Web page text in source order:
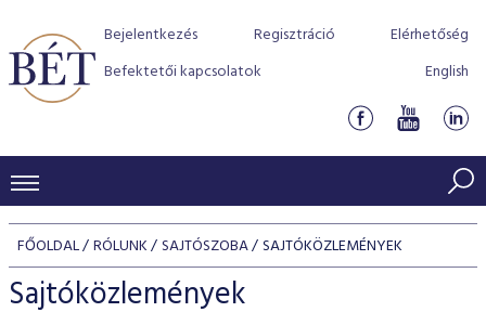
Bejelentkezés Regisztráció
Elérhetőség
Befektetői kapcsolatok
English
KERESKEDÉSI ADATOK
INDEXEK
BEFEKTETŐK
FŐOLDAL RÓLUNK SAJTÓSZOBA SAJTÓKÖZLEMÉNYEK
Sajtóközlemények